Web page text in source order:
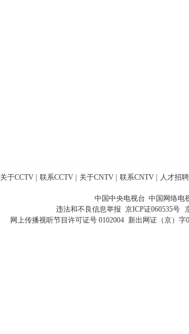
关于CCTV 联系CCTV 关于CNTV 联系CNTV 人才招聘
中国中央电视台 中国网络电
违法和不良信息举报 京ICP证060535号
网上传播视听节目许可证号 0102004 新出网证（京）